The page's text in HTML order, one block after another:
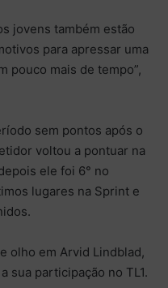
jovens também estão
para apressar uma
pouco mais de tempo”,
sem pontos após o
voltou a pontuar na
ele foi 6° no
lugares na Sprint e
olho em Arvid Lindblad,
sua participação no TL1.